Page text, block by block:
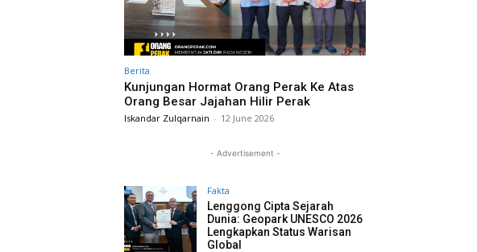
Berita
Kunjungan Hormat Orang Perak Ke Atas
Orang Besar Jajahan Hilir Perak
Iskandar Zulqarnain - 12 June 2026
- Advertisement -
Fakta
Lenggong Cipta Sejarah
Dunia: Geopark UNESCO 2026
Lengkapkan Status Warisan
Global